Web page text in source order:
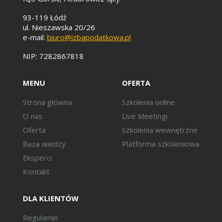
93-119 Łódź
ul. Nieszawska 20/26
e-mail: biuro@izbapodatkowa.pl
NIP: 7282867818
MENU
Strona główna
O nas
Oferta
Baza wiedzy
Eksperci
Kontakt
OFERTA
Szkolenia online
Live Meetingi
Szkolenia wewnętrzne
Platforma szkoleniowa
DLA KLIENTÓW
Regulamin